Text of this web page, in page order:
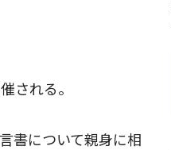
される。
書について親身に相